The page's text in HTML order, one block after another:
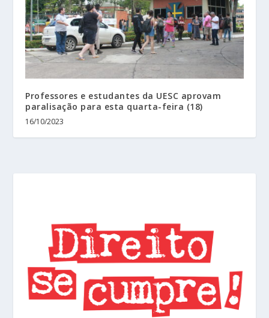
Professores e estudantes da UESC aprovam
paralisação para esta quarta-feira (18)
16/10/2023